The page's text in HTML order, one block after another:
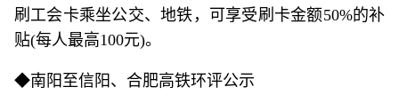
刷工会卡乘坐公交、地铁，可享受刷卡金额50%的补
贴(每人最高100元)。
◆南阳至信阳、合肥高铁环评公示